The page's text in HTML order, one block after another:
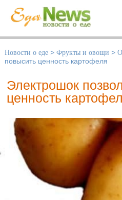
Новости о еде > Фрукты и овощи >
повысить ценность картофеля
Электрошок
ценность